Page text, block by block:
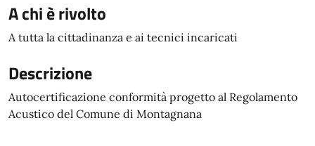
A chi è rivolto
A tutta la cittadinanza e ai tecnici incaricati
Descrizione
Autocertificazione conformità progetto al Regolamento
Acustico del Comune di Montagnana